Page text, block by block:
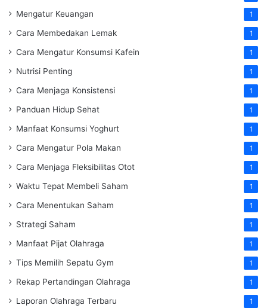
Mengatur Keuangan 1
Cara Membedakan Lemak 1
Cara Mengatur Konsumsi Kafein 1
Nutrisi Penting 1
Cara Menjaga Konsistensi 1
Panduan Hidup Sehat 1
Manfaat Konsumsi Yoghurt 1
Cara Mengatur Pola Makan 1
Cara Menjaga Fleksibilitas Otot 1
Waktu Tepat Membeli Saham 1
Cara Menentukan Saham 1
Strategi Saham 1
Manfaat Pijat Olahraga 1
Tips Memilih Sepatu Gym 1
Rekap Pertandingan Olahraga 1
Laporan Olahraga Terbaru 1